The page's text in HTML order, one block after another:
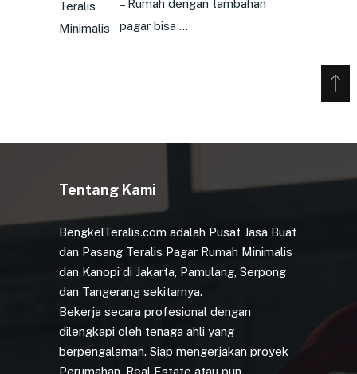
– Rumah dengan tambahan
pagar bisa …
Tentang Kami
BengkelTeralis.com adalah Pusat Jasa Buat
dan Pasang Teralis Pagar Rumah Minimalis
dan Kanopi di Jakarta, Pamulang, Serpong
dan Tangerang sekitarnya.
Bekerja secara profesional dengan
dilengkapi oleh tenaga ahli yang
berpengalaman. Siap mengerjakan proyek